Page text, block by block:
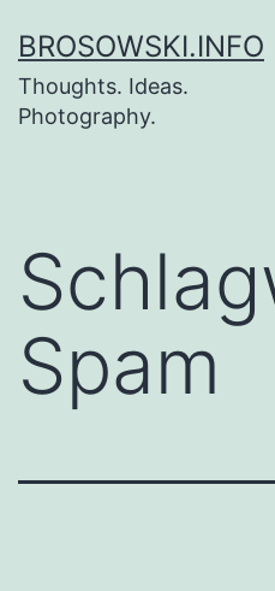
Inhalt
springen
BROSOWSKI.INFO
Thoughts. Ideas.
Photography.
Spam